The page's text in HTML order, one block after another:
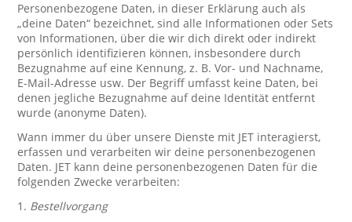
Personenbezogene Daten, in dieser Erklärung auch als
„deine Daten“ bezeichnet, sind alle Informationen oder Sets
von Informationen, über die wir dich direkt oder indirekt
persönlich identifizieren können, insbesondere durch
Bezugnahme auf eine Kennung, z. B. Vor- und Nachname,
E-Mail-Adresse usw. Der Begriff umfasst keine Daten, bei
denen jegliche Bezugnahme auf deine Identität entfernt
wurde (anonyme Daten).
Wann immer du über unsere Dienste mit JET interagierst,
erfassen und verarbeiten wir deine personenbezogenen
Daten. JET kann deine personenbezogenen Daten für die
folgenden Zwecke verarbeiten:
1. Bestellvorgang